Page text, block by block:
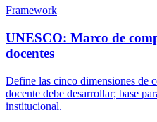
Framework
UNESCO: Marco de
docentes
Define las cinco dimensiones de
docente debe desarrollar; base
institucional.